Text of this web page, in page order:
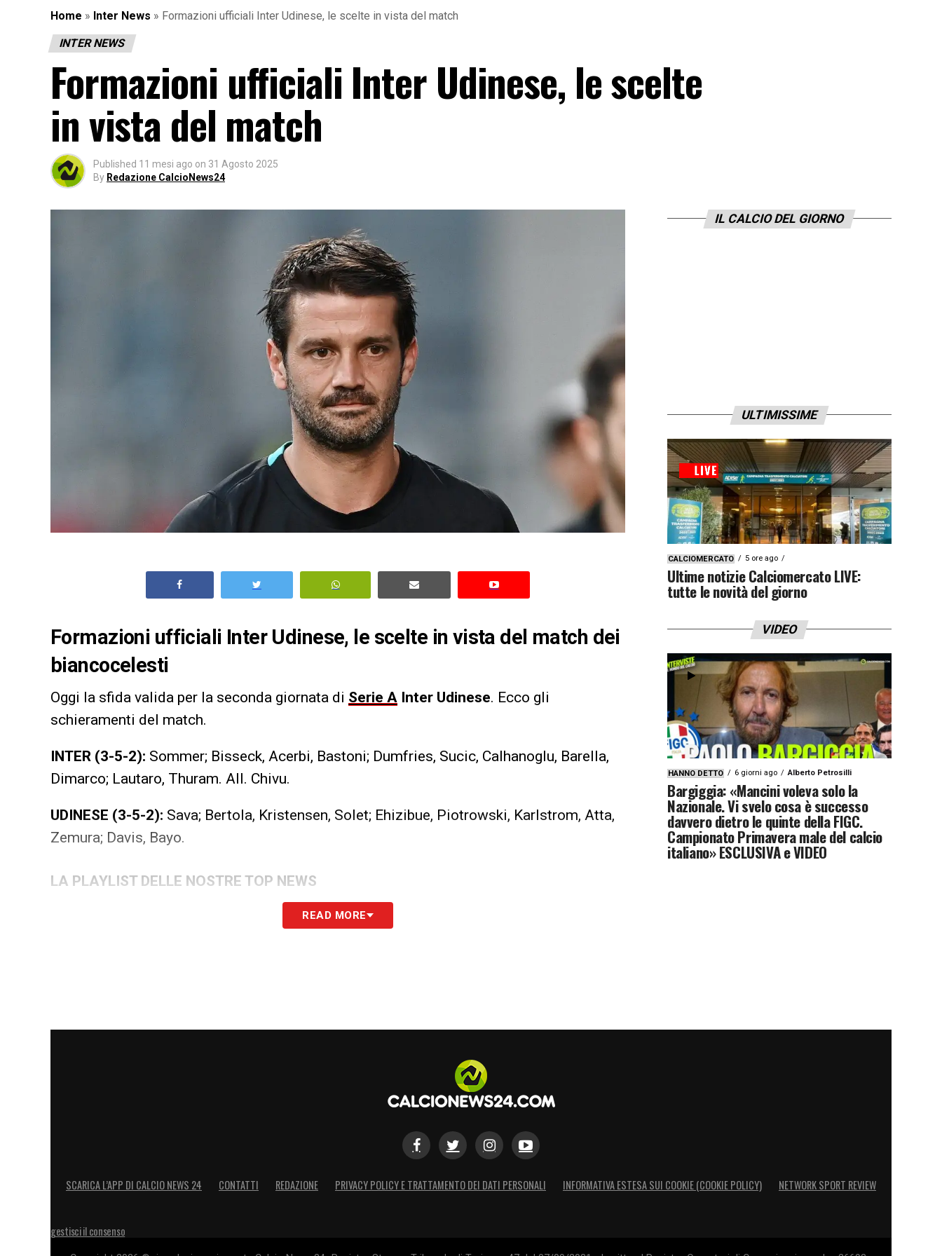
Home » Inter News » Formazioni ufficiali Inter Udinese, le scelte in vista del match
INTER NEWS
Formazioni ufficiali Inter Udinese, le scelte
in vista del match
Published 11 mesi ago on 31 Agosto 2025
By Redazione CalcioNews24
Formazioni ufficiali Inter Udinese, le scelte in vista del match dei
biancocelesti
Oggi la sfida valida per la seconda giornata di Serie A Inter Udinese. Ecco gli
schieramenti del match.
INTER (3-5-2): Sommer; Bisseck, Acerbi, Bastoni; Dumfries, Sucic, Calhanoglu, Barella,
Dimarco; Lautaro, Thuram. All. Chivu.
UDINESE (3-5-2): Sava; Bertola, Kristensen, Solet; Ehizibue, Piotrowski, Karlstrom, Atta,
Zemura; Davis, Bayo.
LA PLAYLIST DELLE NOSTRE TOP NEWS
READ MORE
IL CALCIO DEL GIORNO
ULTIMISSIME
CALCIOMERCATO 5 ore ago
Ultime notizie Calciomercato LIVE:
tutte le novità del giorno
VIDEO
HANNO DETTO 6 giorni ago Alberto Petrosilli
Bargiggia: «Mancini voleva solo la
Nazionale. Vi svelo cosa è successo
davvero dietro le quinte della FIGC.
Campionato Primavera male del calcio
italiano» ESCLUSIVA e VIDEO
SCARICA L’APP DI CALCIO NEWS 24 CONTATTI REDAZIONE PRIVACY POLICY E TRATTAMENTO DEI DATI PERSONALI INFORMATIVA ESTESA SUI COOKIE (COOKIE POLICY) NETWORK SPORT REVIEW
gestisci il consenso